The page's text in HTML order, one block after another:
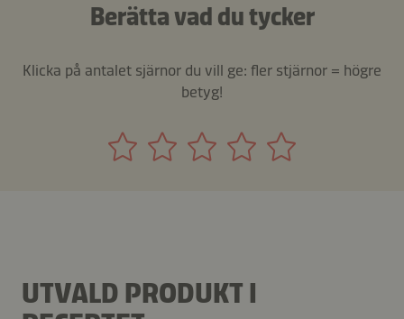
Berätta vad du tycker
Klicka på antalet sjärnor du vill ge: fler stjärnor = högre
betyg!
UTVALD PRODUKT I